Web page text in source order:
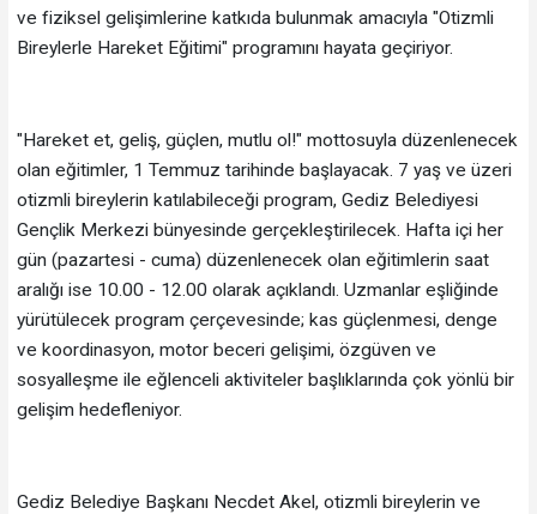
ve fiziksel gelişimlerine katkıda bulunmak amacıyla "Otizmli
Bireylerle Hareket Eğitimi" programını hayata geçiriyor.
"Hareket et, geliş, güçlen, mutlu ol!" mottosuyla düzenlenecek
olan eğitimler, 1 Temmuz tarihinde başlayacak. 7 yaş ve üzeri
otizmli bireylerin katılabileceği program, Gediz Belediyesi
Gençlik Merkezi bünyesinde gerçekleştirilecek. Hafta içi her
gün (pazartesi - cuma) düzenlenecek olan eğitimlerin saat
aralığı ise 10.00 - 12.00 olarak açıklandı. Uzmanlar eşliğinde
yürütülecek program çerçevesinde; kas güçlenmesi, denge
ve koordinasyon, motor beceri gelişimi, özgüven ve
sosyalleşme ile eğlenceli aktiviteler başlıklarında çok yönlü bir
gelişim hedefleniyor.
Gediz Belediye Başkanı Necdet Akel, otizmli bireylerin ve